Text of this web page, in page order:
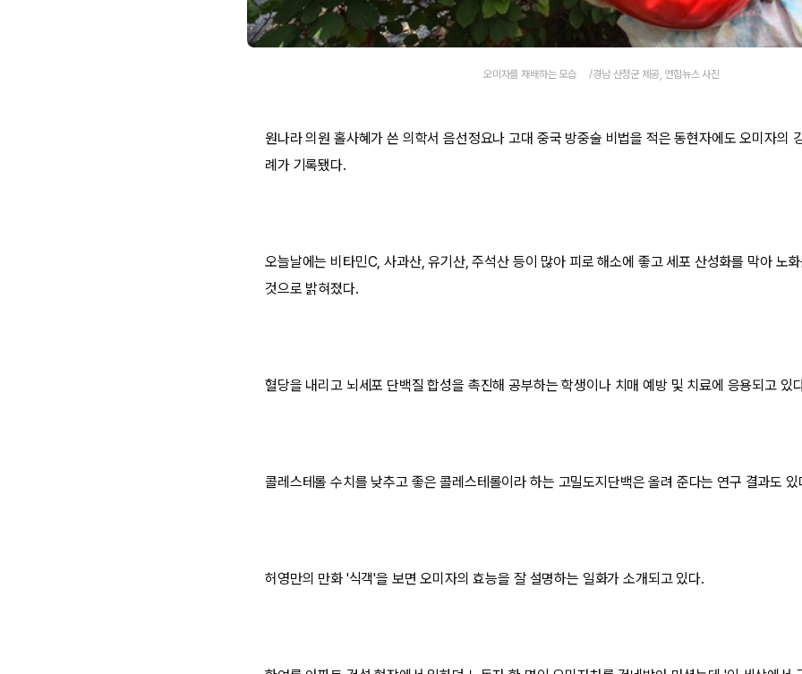
오미자를 재배하는 모습 /경남 산청군 제공, 연합뉴스 사진
원나라 의원 홀사혜가 쓴 의학서 음선정요나 고대 중국 방중술 비법을 적은 동현자에도 오미자의
례가 기록됐다.
오늘날에는 비타민C, 사과산, 유기산, 주석산 등이 많아 피로 해소에 좋고 세포 산성화를 막아 노
것으로 밝혀졌다.
혈당을 내리고 뇌세포 단백질 합성을 촉진해 공부하는 학생이나 치매 예방 및 치료에 응용되고 있
콜레스테롤 수치를 낮추고 좋은 콜레스테롤이라 하는 고밀도지단백은 올려 준다는 연구 결과도 있
허영만의 만화 '식객'을 보면 오미자의 효능을 잘 설명하는 일화가 소개되고 있다.